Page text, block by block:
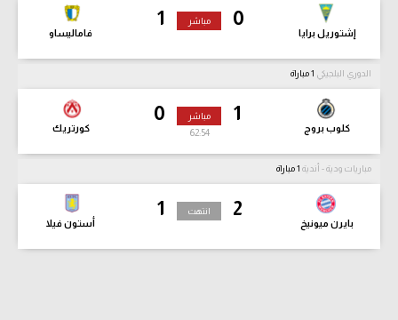
0
إشتوريل برايا
1
فاماليساو
مباشر
الدوري البلجيكي
1
كلوب بروج
0
كورتريك
مباشر
62:56
مباريات ودية - أندية
2
بايرن ميونيخ
1
أستون فيلا
انتهت